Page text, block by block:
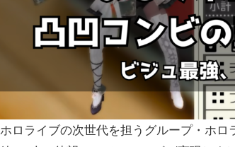
ホロライブの次世代を担うグループ・ホ